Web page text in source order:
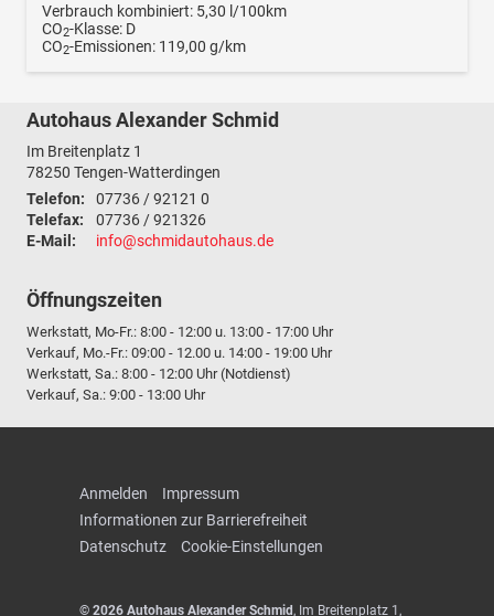
Verbrauch kombiniert: 5,30 l/100km
CO2-Klasse: D
CO2-Emissionen: 119,00 g/km
Autohaus Alexander Schmid
Im Breitenplatz 1
78250 Tengen-Watterdingen
Telefon:
07736 / 92121 0
Telefax:
07736 / 921326
E-Mail:
info@schmidautohaus.de
Öffnungszeiten
Werkstatt, Mo-Fr.: 8:00 - 12:00 u. 13:00 - 17:00 Uhr
Verkauf, Mo.-Fr.: 09:00 - 12.00 u. 14:00 - 19:00 Uhr
Werkstatt, Sa.: 8:00 - 12:00 Uhr (Notdienst)
Verkauf, Sa.: 9:00 - 13:00 Uhr
Anmelden
Impressum
Informationen zur Barrierefreiheit
Datenschutz
Cookie-Einstellungen
© 2026 Autohaus Alexander Schmid, Im Breitenplatz 1,